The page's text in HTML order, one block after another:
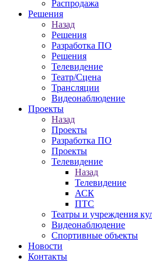
Распродажа
Решения
Назад
Решения
Разработка ПО
Решения
Телевидение
Театр/Сцена
Трансляции
Видеонаблюдение
Проекты
Назад
Проекты
Разработка ПО
Проекты
Телевидение
Назад
Телевидение
АСК
ПТС
Театры и учреждения
Видеонаблюдение
Спортивные объекты
Новости
Контакты